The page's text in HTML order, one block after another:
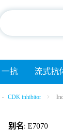
一抗 流式抗
- CDK inhibitor
别名: E7070